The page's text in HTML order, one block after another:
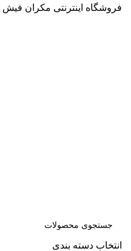
فروشگاه اینترنتی مکران فیش
انتخاب دسته بندی